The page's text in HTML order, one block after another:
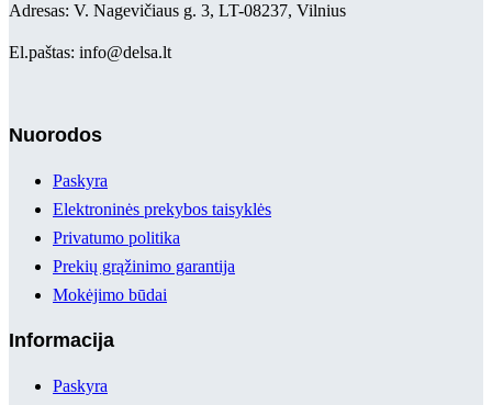
Adresas: V. Nagevičiaus g. 3, LT-08237, Vilnius
El.paštas: info@delsa.lt
Nuorodos
Paskyra
Elektroninės prekybos taisyklės
Privatumo politika
Prekių grąžinimo garantija
Mokėjimo būdai
Informacija
Paskyra